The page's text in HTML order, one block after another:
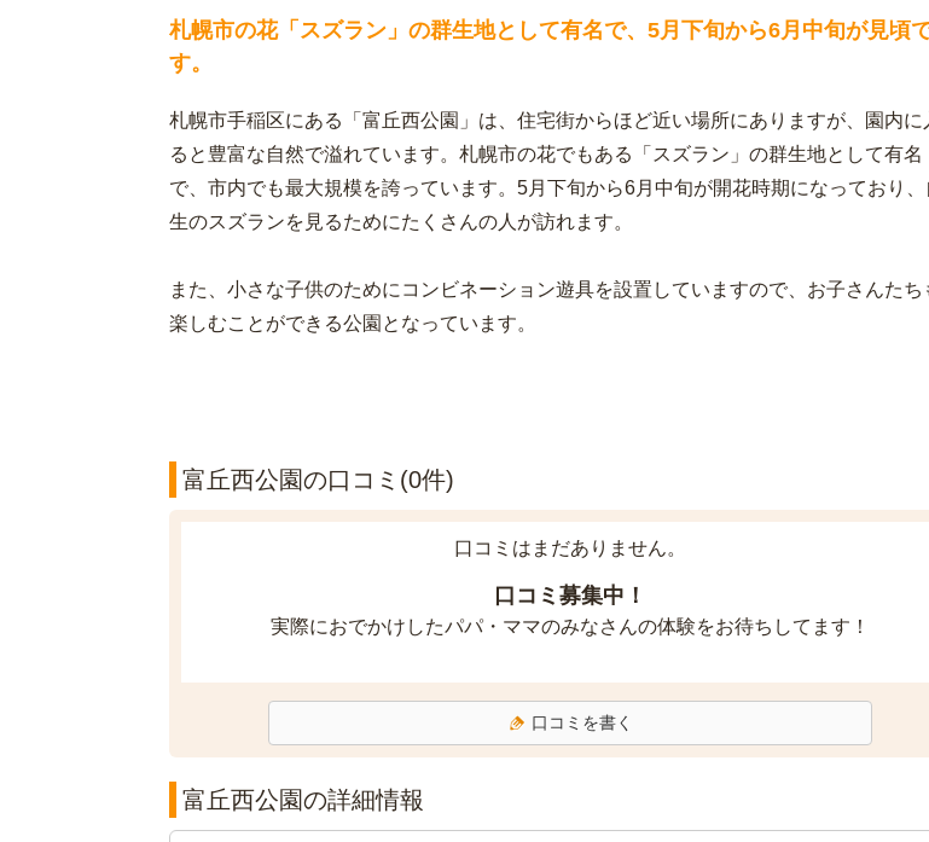
札幌市の花「スズラン」の群生地として有名で、5月下旬から6月中旬が見頃
す。
札幌市手稲区にある「富丘西公園」は、住宅街からほど近い場所にありますが、園内に
ると豊富な自然で溢れています。札幌市の花でもある「スズラン」の群生地として有名
で、市内でも最大規模を誇っています。5月下旬から6月中旬が開花時期になっており、
生のスズランを見るためにたくさんの人が訪れます。
また、小さな子供のためにコンビネーション遊具を設置していますので、お子さんたち
楽しむことができる公園となっています。
富丘西公園の口コミ(0件)
口コミはまだありません。
口コミ募集中！
実際におでかけしたパパ・ママのみなさんの体験をお待ちしてます！
口コミを書く
富丘西公園の詳細情報